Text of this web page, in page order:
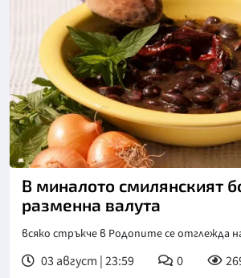
В миналото смилянският
разменна валута
всяко стръкче в Родопите се отглежда
03 август | 23:59 0